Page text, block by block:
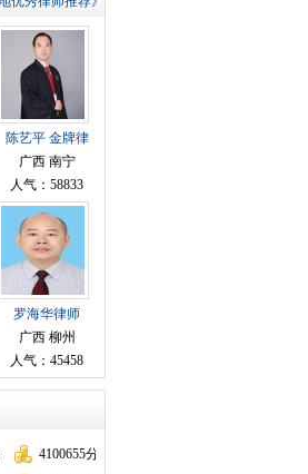
陈艺平 金牌律
师
广西 南宁
人气：58833
罗海华律师
广西 柳州
人气：45458
4100655分